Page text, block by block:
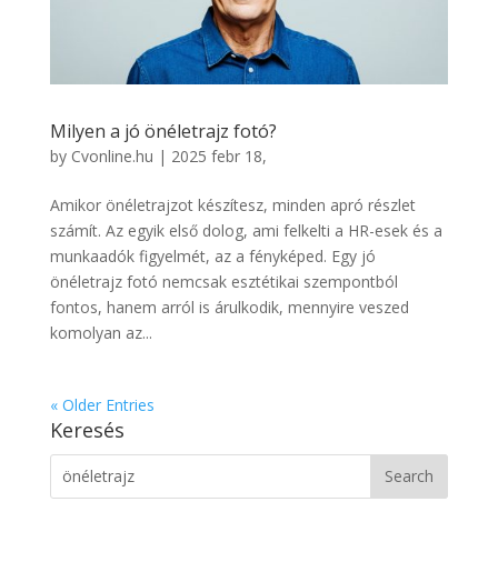
Milyen a jó önéletrajz fotó?
by Cvonline.hu | 2025 febr 18,
Amikor önéletrajzot készítesz, minden apró részlet
számít. Az egyik első dolog, ami felkelti a HR-esek és a
munkaadók figyelmét, az a fényképed. Egy jó
önéletrajz fotó nemcsak esztétikai szempontból
fontos, hanem arról is árulkodik, mennyire veszed
komolyan az...
« Older Entries
Keresés